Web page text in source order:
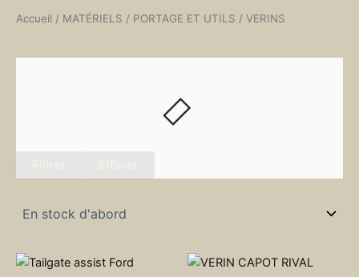
Accueil / MATÉRIELS / PORTAGE ET UTILS / VERINS